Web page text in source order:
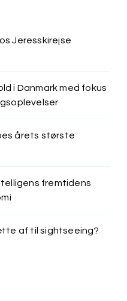
Jeresskirejse
i Danmark med fokus
årets største
fremtidens
af til sightseeing?